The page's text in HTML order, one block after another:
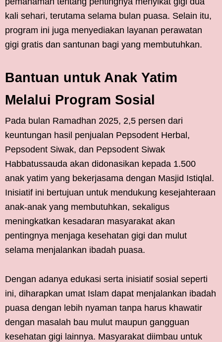
kali sehari, terutama selama bulan puasa. Selain itu,
program ini juga menyediakan layanan perawatan
gigi gratis dan santunan bagi yang membutuhkan.
Bantuan untuk Anak Yatim
Melalui Program Sosial
Pada bulan Ramadhan 2025, 2,5 persen dari
keuntungan hasil penjualan Pepsodent Herbal,
Pepsodent Siwak, dan Pepsodent Siwak
Habbatussauda akan didonasikan kepada 1.500
anak yatim yang bekerjasama dengan Masjid Istiqlal.
Inisiatif ini bertujuan untuk mendukung kesejahteraan
anak-anak yang membutuhkan, sekaligus
meningkatkan kesadaran masyarakat akan
pentingnya menjaga kesehatan gigi dan mulut
selama menjalankan ibadah puasa.
Dengan adanya edukasi serta inisiatif sosial seperti
ini, diharapkan umat Islam dapat menjalankan ibadah
puasa dengan lebih nyaman tanpa harus khawatir
dengan masalah bau mulut maupun gangguan
kesehatan gigi lainnya. Masyarakat diimbau untuk